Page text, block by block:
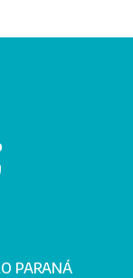
PARANÁ